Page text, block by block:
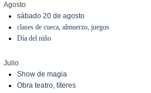
Agosto
sábado 20 de agosto
clases de cueca, almuerzo, juegos
Día del niño
Julio
Show de magia
Obra teatro, títeres